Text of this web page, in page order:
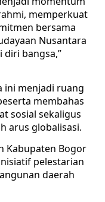
memperkuat
bersama
Nusantara
bangsa,”
ini menjadi ruang
membahas
sosial sekaligus
arus globalisasi.
Kabupaten Bogor
pelestarian
daerah